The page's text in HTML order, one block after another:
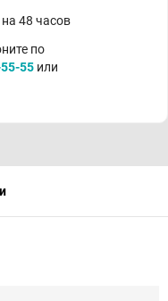
48 часов
по
55 или